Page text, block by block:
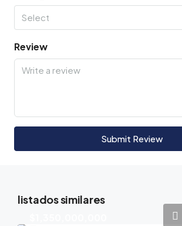
Select
Review
Submit Review
listados similares